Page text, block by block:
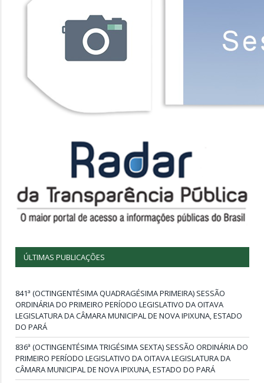
ÚLTIMAS PUBLICAÇÕES
841ª (OCTINGENTÉSIMA QUADRAGÉSIMA PRIMEIRA) SESSÃO
ORDINÁRIA DO PRIMEIRO PERÍODO LEGISLATIVO DA OITAVA
LEGISLATURA DA CÂMARA MUNICIPAL DE NOVA IPIXUNA, ESTADO
DO PARÁ
836ª (OCTINGENTÉSIMA TRIGÉSIMA SEXTA) SESSÃO ORDINÁRIA DO
PRIMEIRO PERÍODO LEGISLATIVO DA OITAVA LEGISLATURA DA
CÂMARA MUNICIPAL DE NOVA IPIXUNA, ESTADO DO PARÁ